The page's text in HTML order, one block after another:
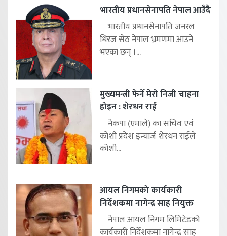
भारतीय प्रधानसेनापति नेपाल आउँदै
भारतीय प्रधानसेनापति जनरल
धिरज सेठ नेपाल भ्रमणमा आउने
भएका छन् ।...
मुख्यमन्त्री फेर्ने मेरो निजी चाहना
होइन : शेरधन राई
नेकपा (एमाले) का सचिव एवं
कोशी प्रदेश इन्चार्ज शेरधन राईले
कोशी...
आयल निगमको कार्यकारी
निर्देशकमा नागेन्द्र साह नियुक्त
नेपाल आयल निगम लिमिटेडको
कार्यकारी निर्देशकमा नागेन्द्र साह